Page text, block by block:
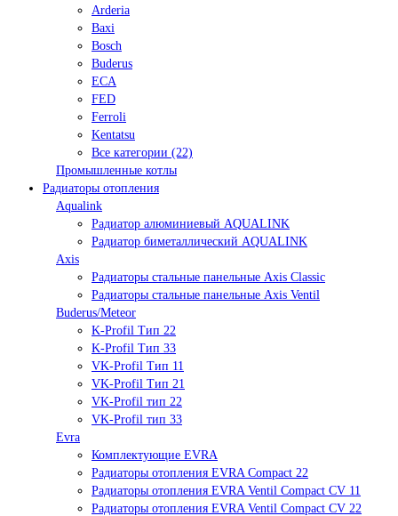
Arderia
Baxi
Bosch
Buderus
ECA
FED
Ferroli
Kentatsu
Все категории (22)
Промышленные котлы
Радиаторы отопления
Aqualink
Радиатор алюминиевый AQUALINK
Радиатор биметаллический AQUALINK
Axis
Радиаторы стальные панельные Axis Classic
Радиаторы стальные панельные Axis Ventil
Buderus/Meteor
K-Profil Тип 22
K-Profil Тип 33
VK-Profil Тип 11
VK-Profil Тип 21
VK-Profil тип 22
VK-Profil тип 33
Evra
Комплектующие EVRA
Радиаторы отопления EVRA Compact 22
Радиаторы отопления EVRA Ventil Compact CV 11
Радиаторы отопления EVRA Ventil Compact CV 22